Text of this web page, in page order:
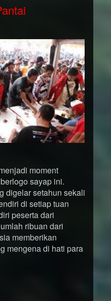
moment
sayap ini.
digelar setahun sekali
di setiap tuan
peserta dari
ribuan dari
memberikan
mengena di hati para